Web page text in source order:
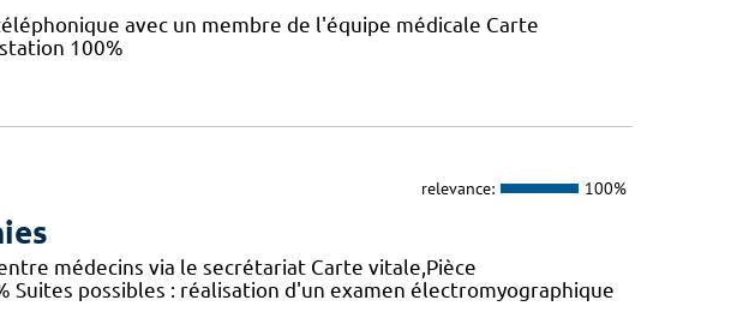
avec un membre de l'équipe médicale Carte
100%
relevance: 100%
médecins via le secrétariat Carte vitale,Pièce
possibles : réalisation d'un examen électromyographique